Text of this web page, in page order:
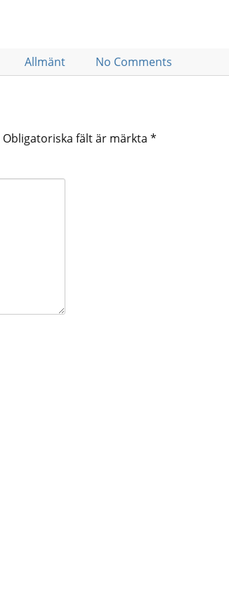
Allmänt No Comments
Obligatoriska fält är märkta *